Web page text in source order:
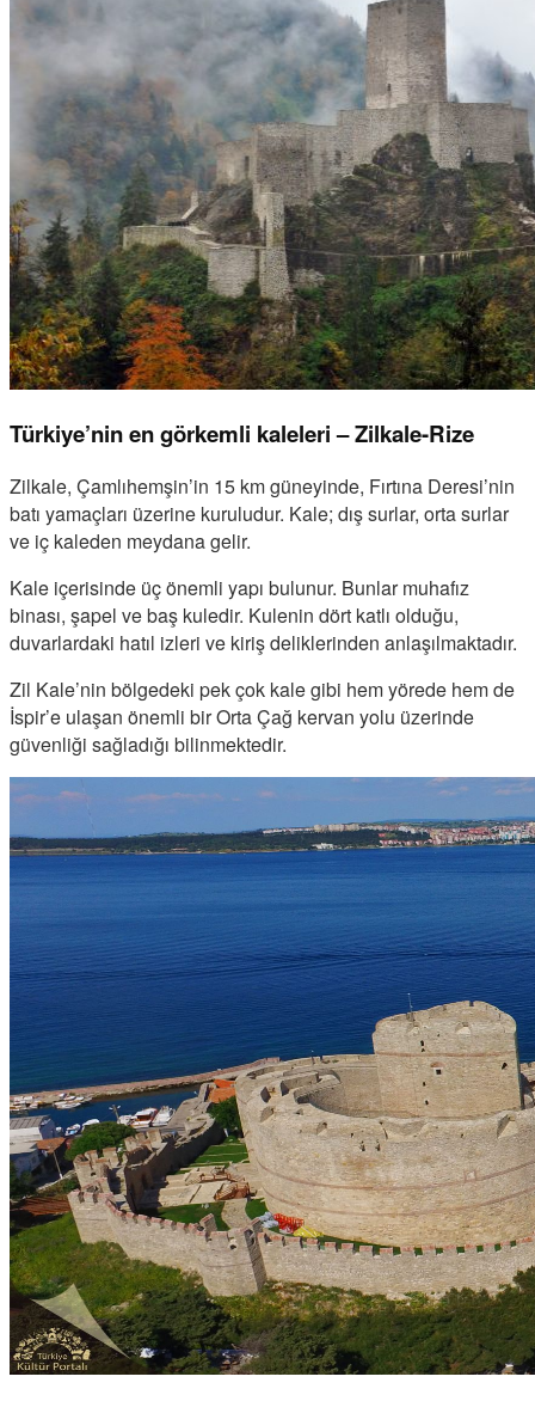
Türkiye’nin en görkemli kaleleri – Zilkale-Rize
Zilkale, Çamlıhemşin’in 15 km güneyinde, Fırtına Deresi’nin
batı yamaçları üzerine kuruludur. Kale; dış surlar, orta surlar
ve iç kaleden meydana gelir.
Kale içerisinde üç önemli yapı bulunur. Bunlar muhafız
binası, şapel ve baş kuledir. Kulenin dört katlı olduğu,
duvarlardaki hatıl izleri ve kiriş deliklerinden anlaşılmaktadır.
Zil Kale’nin bölgedeki pek çok kale gibi hem yörede hem de
İspir’e ulaşan önemli bir Orta Çağ kervan yolu üzerinde
güvenliği sağladığı bilinmektedir.